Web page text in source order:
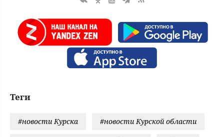
Теги
#новости Курска #новости Курской области